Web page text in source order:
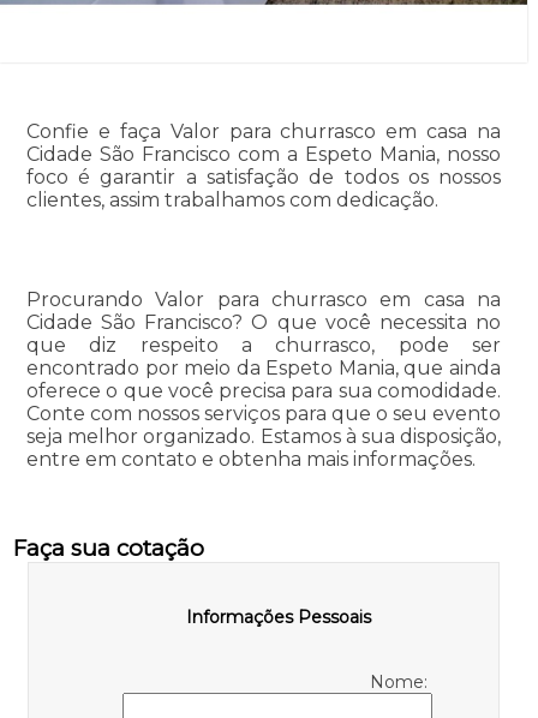
Confie e faça Valor para churrasco em casa na
Cidade São Francisco com a Espeto Mania, nosso
foco é garantir a satisfação de todos os nossos
clientes, assim trabalhamos com dedicação.
Procurando Valor para churrasco em casa na
Cidade São Francisco? O que você necessita no
que diz respeito a churrasco, pode ser
encontrado por meio da Espeto Mania, que ainda
oferece o que você precisa para sua comodidade.
Conte com nossos serviços para que o seu evento
seja melhor organizado. Estamos à sua disposição,
entre em contato e obtenha mais informações.
Faça sua cotação
Informações Pessoais
Nome: